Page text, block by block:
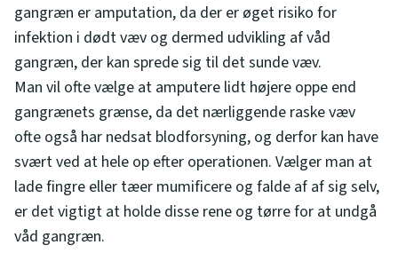
gangræn er amputation, da der er øget risiko for
infektion i dødt væv og dermed udvikling af våd
gangræn, der kan sprede sig til det sunde væv.
Man vil ofte vælge at amputere lidt højere oppe end
gangrænets grænse, da det nærliggende raske væv
ofte også har nedsat blodforsyning, og derfor kan have
svært ved at hele op efter operationen. Vælger man at
lade fingre eller tæer mumificere og falde af af sig selv,
er det vigtigt at holde disse rene og tørre for at undgå
våd gangræn.